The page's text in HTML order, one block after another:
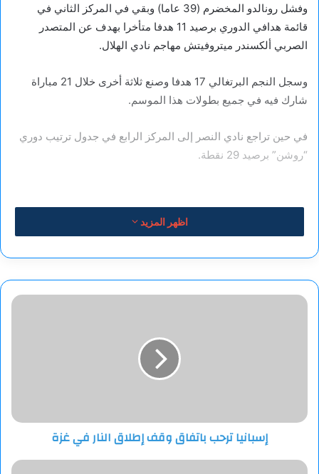
وفشل رونالدو المخضرم (39 عاما) وبقي في المركز الثاني في
قائمة هدافي الدوري برصيد 11 هدفا متأخرا بهدف عن المتصدر
الصربي ألكسندر ميتروفيتش مهاجم نادي الهلال.
وسجل النجم البرتغالي 17 هدفا وصنع ثلاثة أخرى خلال 21 مباراة
شارك فيه في جميع بطولات هذا الموسم.
في حين تراجع نادي النصر إلى المركز الرابع في جدول ترتيب دوري
“روشن” برصيد 29 نقطة.
اظهر المزيد
إسبانيا
إسبانيا ترحب باتفاق وقف إطلاق النار في غزة
صحة